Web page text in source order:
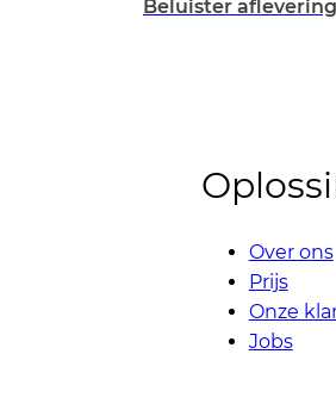
Beluister aflevering
Over ons
Prijs
Onze
Jobs